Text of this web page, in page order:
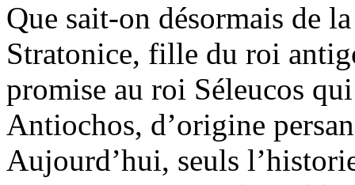
Que sait-on désormais de
Stratonice, fille du roi
promise au roi Séleucos
Antiochos, d’origine
Aujourd’hui, seuls